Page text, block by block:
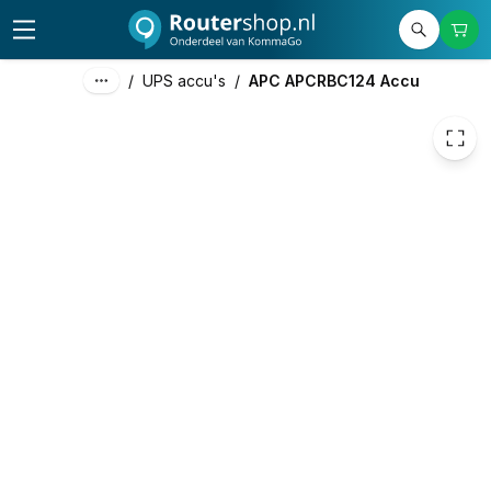
/ UPS accu's / APC APCRBC124 Accu
excl. btw
incl. btw